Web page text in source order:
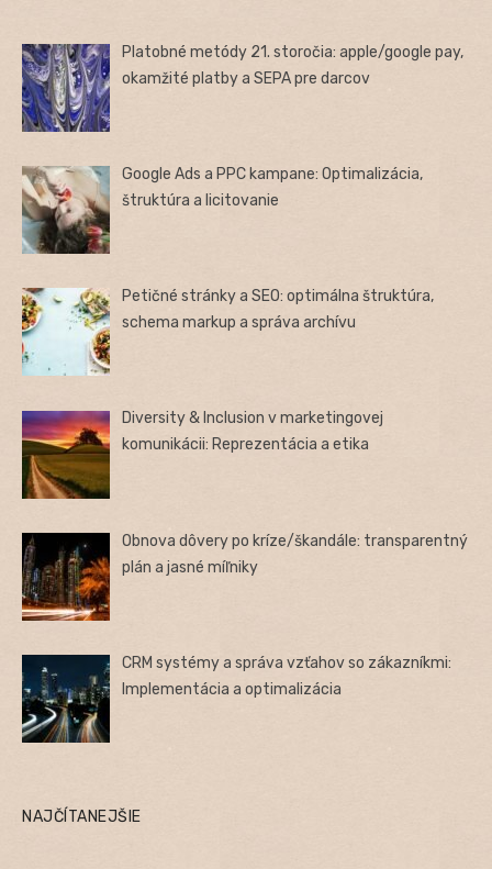
Platobné metódy 21. storočia: apple/google pay,
okamžité platby a SEPA pre darcov
Google Ads a PPC kampane: Optimalizácia,
štruktúra a licitovanie
Petičné stránky a SEO: optimálna štruktúra,
schema markup a správa archívu
Diversity & Inclusion v marketingovej
komunikácii: Reprezentácia a etika
Obnova dôvery po kríze/škandále: transparentný
plán a jasné míľniky
CRM systémy a správa vzťahov so zákazníkmi:
Implementácia a optimalizácia
NAJČÍTANEJŠIE